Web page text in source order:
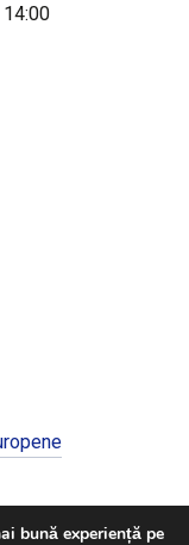
bună experiență pe